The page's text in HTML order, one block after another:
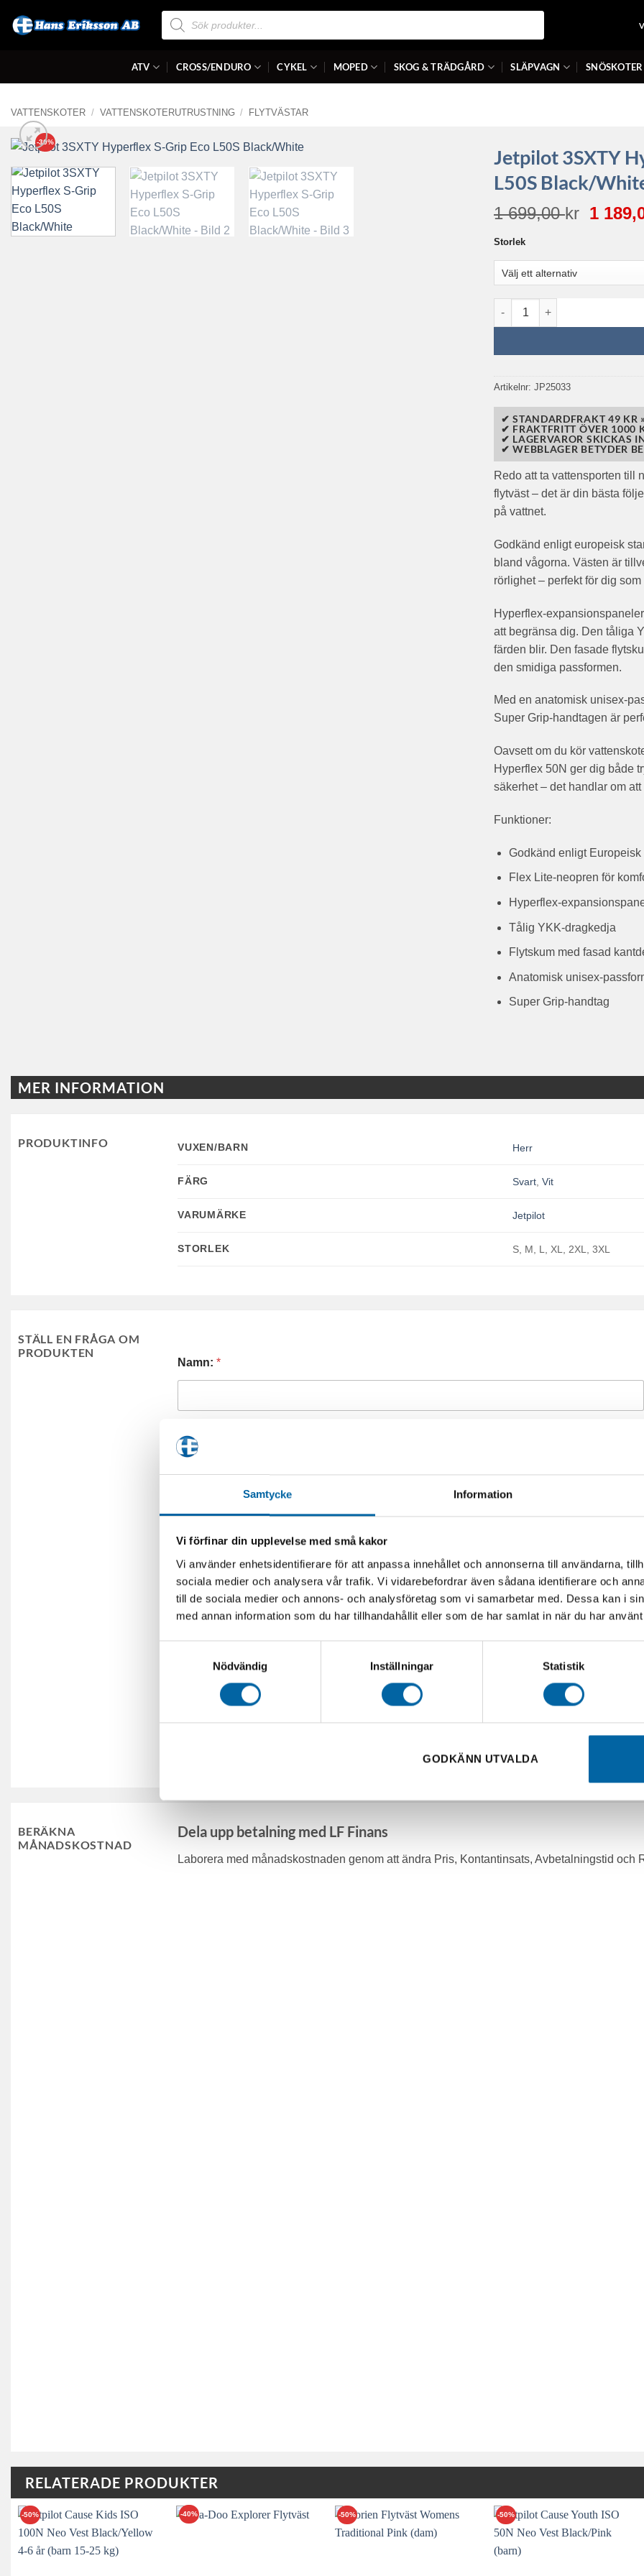
Samtycke Information
Vi förfinar din upplevelse med små kakor
Vi använder enhetsidentifierare för att anpassa innehållet och annonserna till användarna,
sociala medier och analysera vår trafik. Vi vidarebefordrar även sådana identifierare och
till de sociala medier och annons- och analysföretag som vi samarbetar med. Dessa kan i
med annan information som du har tillhandahållit eller som de har samlat in när du har
Nödvändig
Inställningar Statistik
GODKÄNN UTVALDA
Produktsökning
ATV CROSS/ENDURO CYKEL MOPED SKOG & TRÄDGÅRD SLÄPVAGN SNÖSKOTER
VATTENSKOTER / VATTENSKOTERUTRUSTNING / FLYTVÄSTAR
-30%
Jetpilot 3SXTY
L50S Black/
1 699,00kr Det
var:
1
1
Storlek
Jetpilot 3SXTY Hyperflex S-
Artikelnr: JP25033
✔ STANDARDFRAKT 49 KR
✔ FRAKTFRITT ÖVER 1000
✔ LAGERVAROR SKICKAS
✔ WEBBLAGER BETYDER
Redo att ta vattensporten till
flytväst – det är din bästa
på vattnet.
Godkänd enligt europeisk
bland vågorna. Västen är
rörlighet – perfekt för dig
Hyperflex-
att begränsa dig. Den tåliga
färden blir. Den fasade
den smidiga passformen.
Med en anatomisk unisex-
Super Grip-handtagen är
Oavsett om du kör
Hyperflex 50N ger dig både
säkerhet – det handlar om
Funktioner:
Godkänd enligt
Flex Lite-neopren för
Hyperflex-
Tålig YKK-dragkedja
Flytskum med fasad
Anatomisk unisex-
Super Grip-handtag
MER INFORMATION
PRODUKTINFO VUXEN/BARN Herr
FÄRG Svart, Vit
VARUMÄRKE Jetpilot
STORLEK S, M, L, XL, 2XL, 3XL
STÄLL EN FRÅGA OM
PRODUKTEN
Namn:*
E-post:
Telefonnummer:
Frågor (eller önskemål om extrautrustning m.m. om du vill ha en offert på en maskin)
BERÄKNA
MÅNADSKOSTNAD
Dela upp betalning med LF Finans
Laborera med månadskostnaden genom att ändra Pris, Kontantinsats, Avbetalningstid och
RELATERADE PRODUKTER
-50% -40% -50% -50%